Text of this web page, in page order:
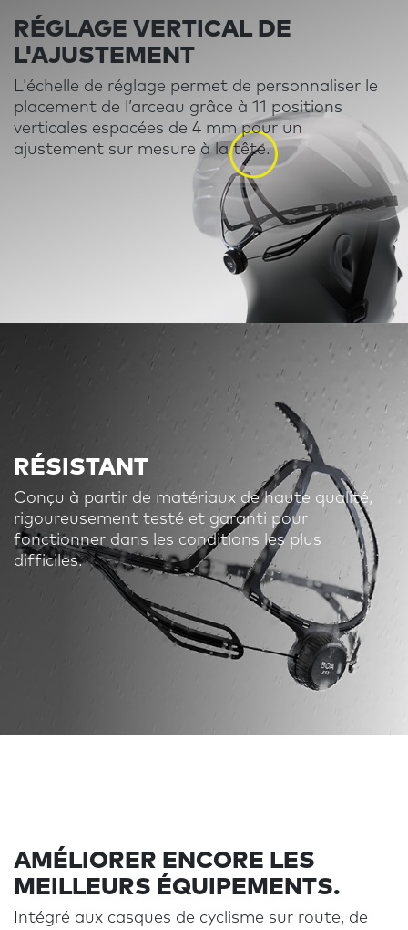
RÉGLAGE VERTICAL DE
L'AJUSTEMENT
L'échelle de réglage permet de personnaliser le
placement de l’arceau grâce à 11 positions
verticales espacées de 4 mm pour un
ajustement sur mesure à la tête.
RÉSISTANT
Conçu à partir de matériaux de haute qualité,
rigoureusement testé et garanti pour
fonctionner dans les conditions les plus
difficiles.
AMÉLIORER ENCORE LES
MEILLEURS ÉQUIPEMENTS.
Intégré aux casques de cyclisme sur route, de